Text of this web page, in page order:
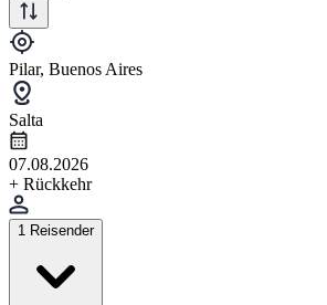
Pilar, Buenos Aires
Salta
07.08.2026
+ Rückkehr
1 Reisender